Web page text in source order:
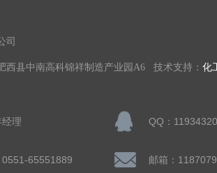
司
西县中南高科锦祥制造产业园A6 技术支持： 化
理 QQ：
65551889 邮箱：